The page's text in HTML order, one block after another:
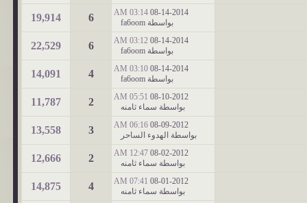
08-14-2014
03:14 AM
بواسطة fa6oom
6
19,914
08-14-2014
03:12 AM
بواسطة fa6oom
6
22,529
08-14-2014
03:10 AM
بواسطة fa6oom
4
14,091
08-10-2012
05:51 AM
بواسطة سماء ثامنه 2
11,787
08-09-2012
06:16 AM
بواسطة الهدوء الساحر 3
13,558
08-02-2012
12:47 AM
بواسطة سماء ثامنه 2
12,666
08-01-2012
07:41 AM
بواسطة سماء ثامنه 4
14,875